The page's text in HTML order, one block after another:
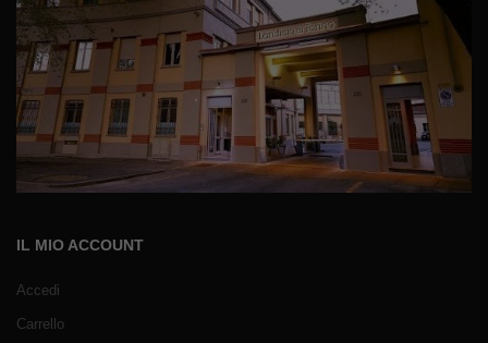
IL MIO ACCOUNT
Accedi
Carrello